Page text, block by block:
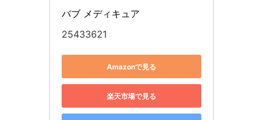
バブ メディキュア
25433621
Amazonで見る
楽天市場で見る